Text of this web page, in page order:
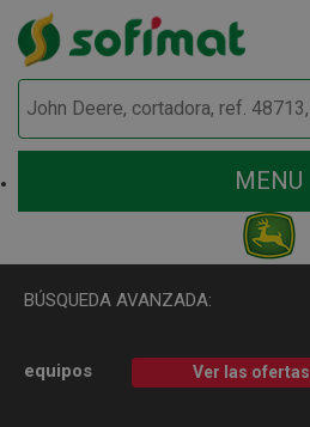
MENU
BÚSQUEDA AVANZADA:
equipos Ver las ofertas